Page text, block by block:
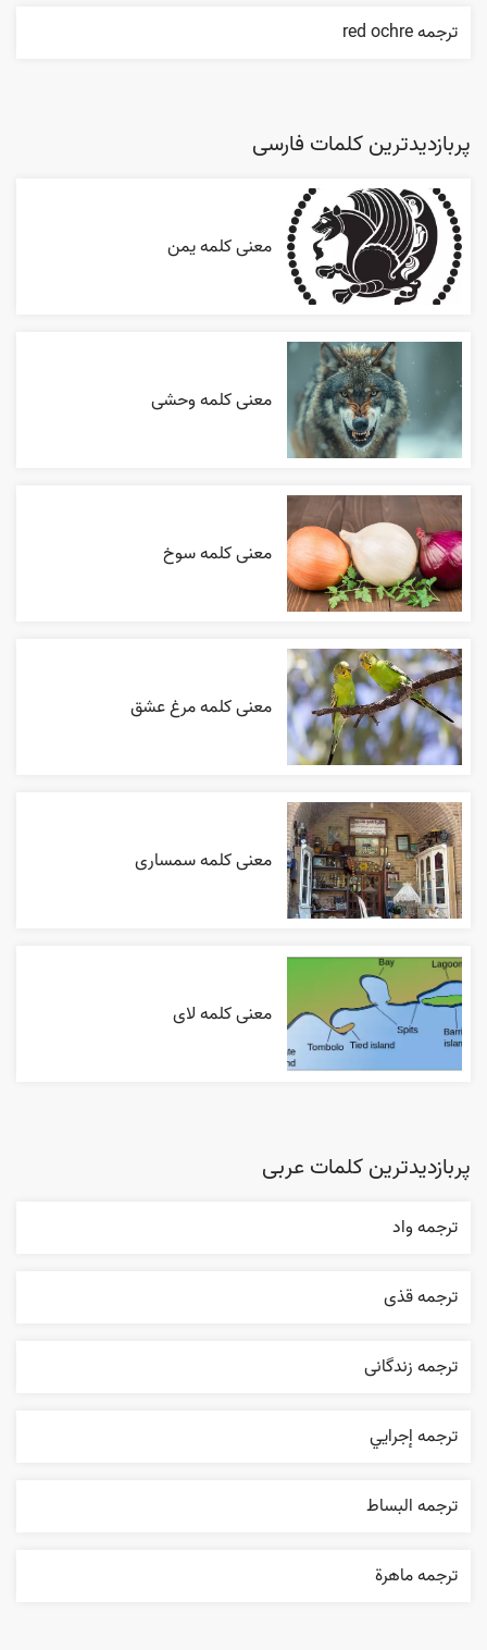
ترجمه red ochre
پربازدیدترین کلمات فارسی
معنی کلمه یمن
معنی کلمه وحشی
معنی کلمه سوخ
معنی کلمه مرغ عشق
معنی کلمه سمساری
معنی کلمه لای
پربازدیدترین کلمات عربی
ترجمه واد
ترجمه قذی
ترجمه زندگانی
ترجمه إجرایي
ترجمه البساط
ترجمه ماهرة